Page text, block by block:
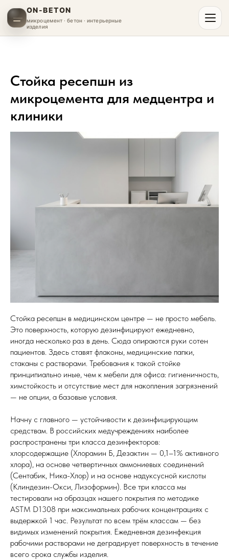
ON-BETON
микроцемент · бетон · интерьерные
изделия
Стойка ресепшн из
микроцемента для медцентра и
клиники
Стойка ресепшн в медицинском центре — не просто мебель.
Это поверхность, которую дезинфицируют ежедневно,
иногда несколько раз в день. Сюда опираются руки сотен
пациентов. Здесь ставят флаконы, медицинские папки,
стаканы с растворами. Требования к такой стойке
принципиально иные, чем к мебели для офиса: гигиеничность,
химстойкость и отсутствие мест для накопления загрязнений
— не опции, а базовые условия.
Начну с главного — устойчивости к дезинфицирующим
средствам. В российских медучреждениях наиболее
распространены три класса дезинфекторов:
хлорсодержащие (Хлорамин Б, Дезактин — 0,1–1% активного
хлора), на основе четвертичных аммониевых соединений
(Сентабик, Ника-Хлор) и на основе надуксусной кислоты
(Клиндезин-Окси, Лизоформин). Все три класса мы
тестировали на образцах нашего покрытия по методике
ASTM D1308 при максимальных рабочих концентрациях с
выдержкой 1 час. Результат по всем трём классам — без
видимых изменений покрытия. Ежедневная дезинфекция
рабочими растворами не деградирует поверхность в течение
всего срока службы изделия.